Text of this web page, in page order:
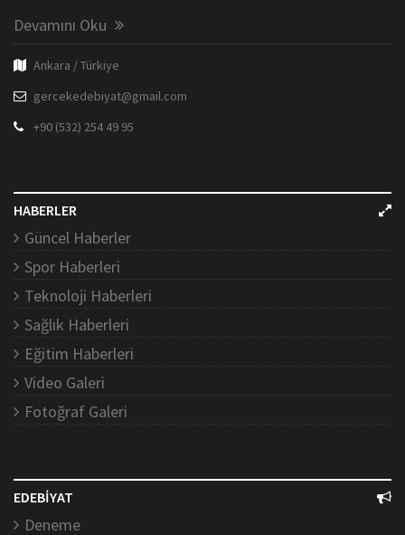
Devamını Oku
Ankara / Türkiye
gercekedebiyat@gmail.com
+90 (532) 254 49 95
HABERLER
Güncel Haberler
Spor Haberleri
Teknoloji Haberleri
Sağlık Haberleri
Eğitim Haberleri
Video Galeri
Fotoğraf Galeri
EDEBİYAT
Deneme